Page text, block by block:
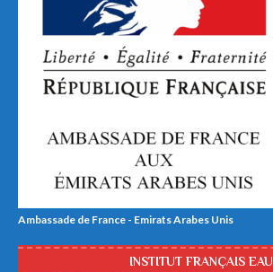
Ambassade de France - Emirats Arabes Unis
INSTITUT FRANÇAIS EAU